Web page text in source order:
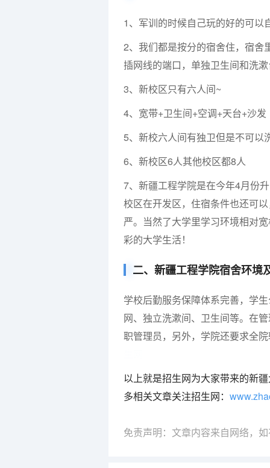
1、军训的时候自己玩的好的可以
2、我们都是按分的宿舍住，宿舍
插网线的端口，单独卫生间和洗
3、新校区只有六人间~
4、宽带+卫生间+空调+天台+沙发
5、新校六人间有独卫但是不可以
6、新校区6人其他校区都8人
7、新疆工程学院是在今年4月份
校区在开发区，住宿条件也还可
严。当然了大学里学习环境相对
彩的大学生活！
二、新疆工程学院宿舍环境
学校后勤服务保障体系完善，学
网、独立洗漱间、卫生间等。在
职管理员，另外，学院还要求全
以上就是招生网为大家带来的新
多相关文章关注招生网：
免责声明：文章内容来自网络，